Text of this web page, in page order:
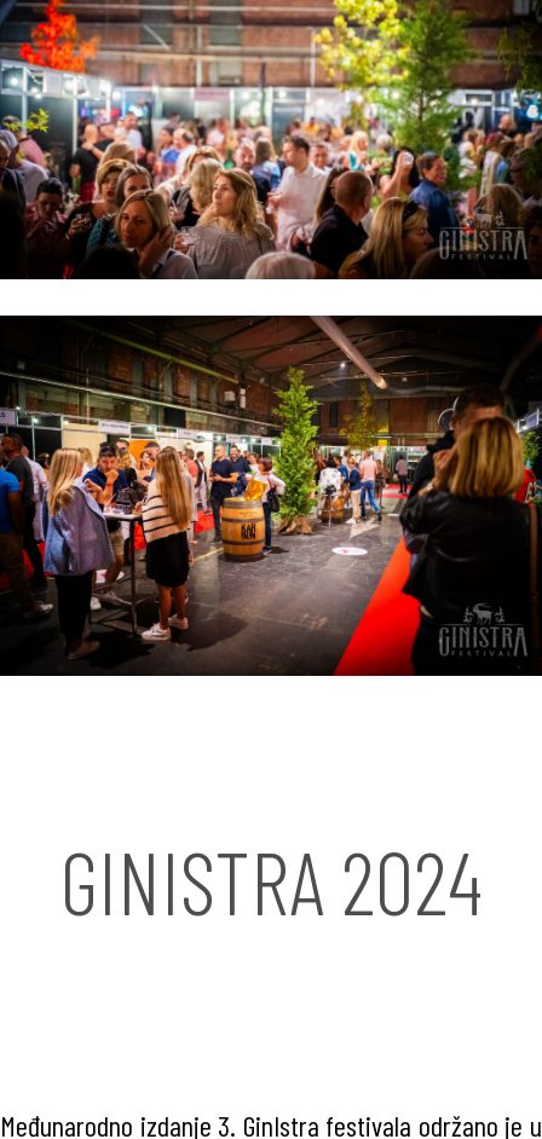
GINISTRA 2024
Međunarodno izdanje 3. GinIstra festivala održano je u